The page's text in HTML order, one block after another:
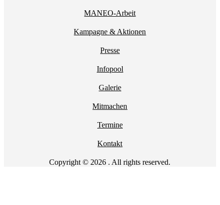
MANEO-Arbeit
Kampagne & Aktionen
Presse
Infopool
Galerie
Mitmachen
Termine
Kontakt
Copyright © 2026 . All rights reserved.